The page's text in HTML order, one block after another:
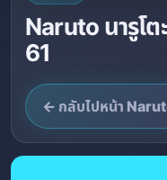
Naruto นารูโ
61
← กลับไปหน้า